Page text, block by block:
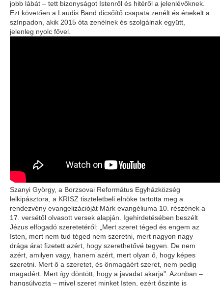
jobb lábát – tett bizonyságot Istenről és hitéről a jelenlévőknek.
Ezt követően a Laudis Band dicsőítő csapata zenélt és énekelt a
színpadon, akik 2015 óta zenélnek és szolgálnak együtt,
jelenleg nyolc fővel.
Szanyi György, a Borzsovai Református Egyházközség
lelkipásztora, a KRISZ tiszteletbeli elnöke tartotta meg a
rendezvény evangelizációját Márk evangéliuma 10. részének a
17. versétől olvasott versek alapján. Igehirdetésében beszélt
Jézus elfogadó szeretetéről: „Mert szeret téged és engem az
Isten, mert nem tud téged nem szeretni, mert nagyon nagy
drága árat fizetett azért, hogy szerethetővé tegyen. De nem
azért, amilyen vagy, hanem azért, mert olyan ő, hogy képes
szeretni. Mert ő a szeretet, és önmagáért szeret, nem pedig
magadért. Mert így döntött, hogy a javadat akarja". Azonban –
hangsúlyozta – mivel szeret minket Isten, ezért őszinte is